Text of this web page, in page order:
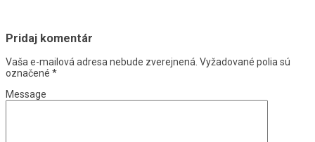
Pridaj komentár
Vaša e-mailová adresa nebude zverejnená. Vyžadované polia sú
označené *
Message